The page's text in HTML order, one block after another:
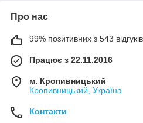
Про нас
99% позитивних з 543
Працює з 22.11.2016
м. Кропивницький
Кропивницький, Україна
Контакти